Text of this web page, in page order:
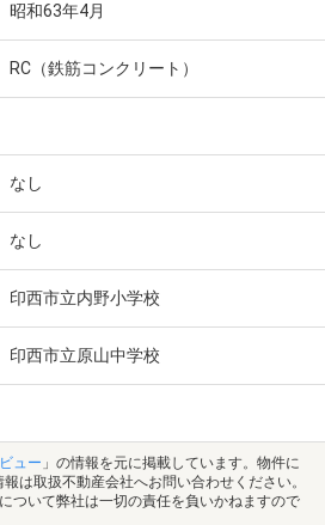
昭和63年4月
RC（鉄筋コンクリート）
なし
なし
印西市立内野小学校
印西市立原山中学校
ュー 」の情報を元に掲載しています。物件に
は取扱不動産会社へお問い合わせください。
ついて弊社は一切の責任を負いかねますので